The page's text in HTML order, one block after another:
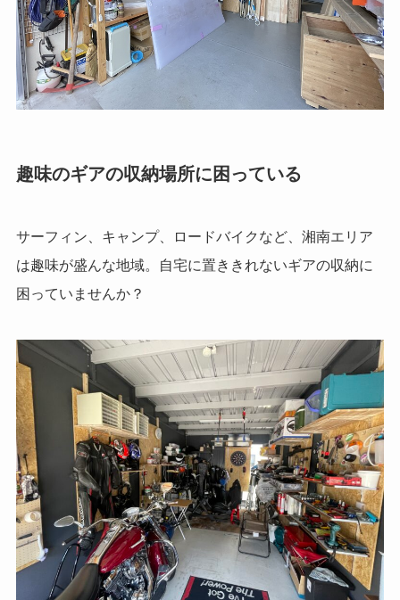
趣味のギアの収納場所に困っている
サーフィン、キャンプ、ロードバイクなど、湘南エリア
は趣味が盛んな地域。自宅に置ききれないギアの収納に
困っていませんか？